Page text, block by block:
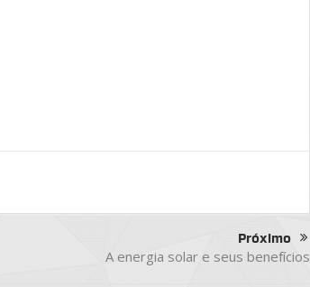
Próximo
A energia solar e seus benefícios